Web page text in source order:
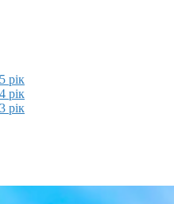
рік
рік
рік